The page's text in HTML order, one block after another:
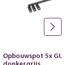
Opbouwspot 5x